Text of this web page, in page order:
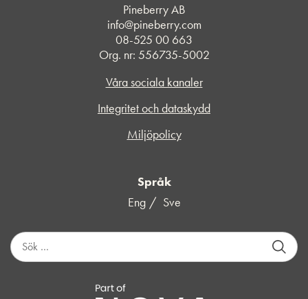
Pineberry AB
info@pineberry.com
08-525 00 663
Org. nr: 556735-5002
Våra sociala kanaler
Integritet och dataskydd
Miljöpolicy
Språk
Eng
Sve
S
ö
k